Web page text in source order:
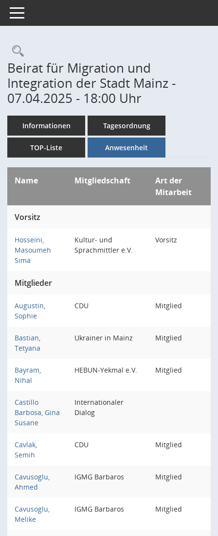
Toggle navigation
Rechercheauswahl
Beirat für Migration und
Integration der Stadt Mainz -
07.04.2025 - 18:00 Uhr
Informationen Tagesordnung
TOP-Liste Anwesenheit
Name Mitgliedschaft
Art der
Mitarbeit
Vorsitz
Hosseini,
Masoumeh
Sima
Kultur- und
Sprachmittler e.V.
Vorsitz
Mitglieder
Augustin,
Sophie
CDU Mitglied
Bastian,
Tetyana
Ukrainer in Mainz Mitglied
Bayram,
Nihal
HEBUN-Yekmal e.V. Mitglied
Castillo
Barbosa, Gina
Susane
Internationaler
Dialog
Cavlak,
Semih
CDU Mitglied
Cavusoglu,
Ahmed
IGMG Barbaros Mitglied
Cavusoglu,
Melike
IGMG Barbaros Mitglied